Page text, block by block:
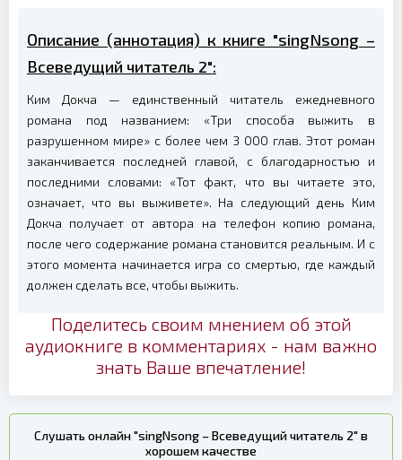
Описание (аннотация) к книге "singNsong –
Всеведущий читатель 2":
Ким Докча — единственный читатель ежедневного
романа под названием: «Три способа выжить в
разрушенном мире» с более чем 3 000 глав. Этот роман
заканчивается последней главой, с благодарностью и
последними словами: «Тот факт, что вы читаете это,
означает, что вы выживете». На следующий день Ким
Докча получает от автора на телефон копию романа,
после чего содержание романа становится реальным. И с
этого момента начинается игра со смертью, где каждый
должен сделать все, чтобы выжить.
Поделитесь своим мнением об этой
аудиокниге в комментариях - нам важно
знать Ваше впечатление!
Слушать онлайн "singNsong – Всеведущий читатель 2" в
хорошем качестве